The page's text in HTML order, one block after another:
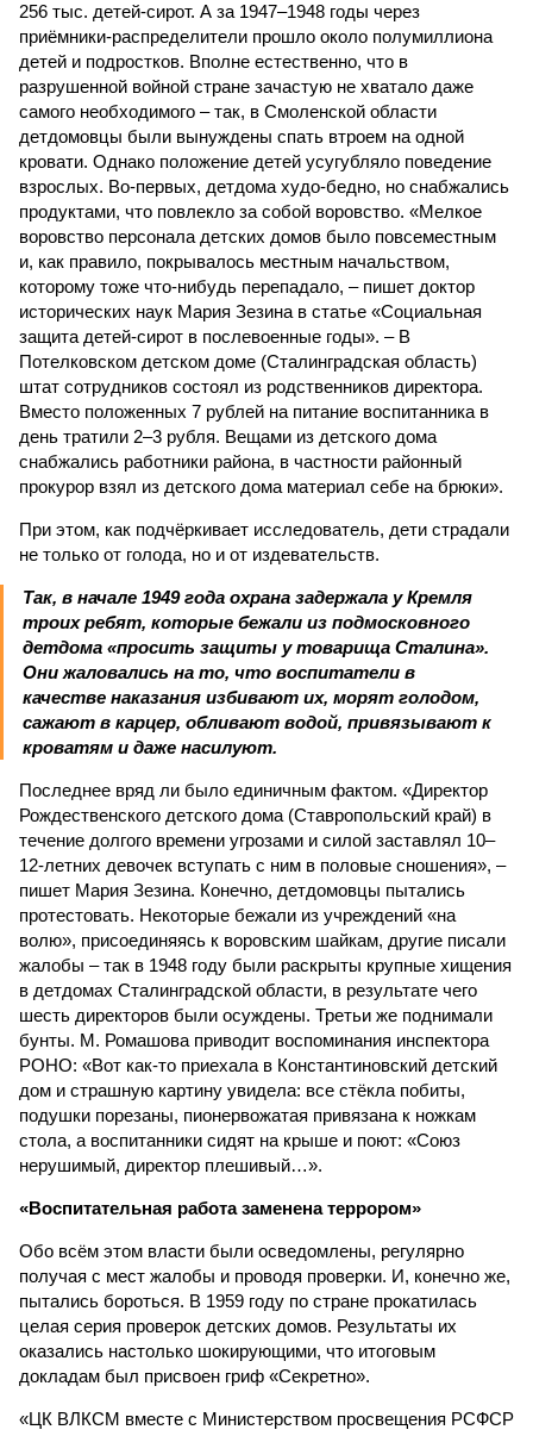
256 тыс. детей-сирот. А за 1947–1948 годы через
приёмники-распределители прошло около полумиллиона
детей и подростков. Вполне естественно, что в
разрушенной войной стране зачастую не хватало даже
самого необходимого – так, в Смоленской области
детдомовцы были вынуждены спать втроем на одной
кровати. Однако положение детей усугубляло поведение
взрослых. Во-первых, детдома худо-бедно, но снабжались
продуктами, что повлекло за собой воровство. «Мелкое
воровство персонала детских домов было повсеместным
и, как правило, покрывалось местным начальством,
которому тоже что-нибудь перепадало, – пишет доктор
исторических наук Мария Зезина в статье «Социальная
защита детей-сирот в послевоенные годы». – В
Потелковском детском доме (Сталинградская область)
штат сотрудников состоял из родственников директора.
Вместо положенных 7 рублей на питание воспитанника в
день тратили 2–3 рубля. Вещами из детского дома
снабжались работники района, в частности районный
прокурор взял из детского дома материал себе на брюки».
При этом, как подчёркивает исследователь, дети страдали
не только от голода, но и от издевательств.
Так, в начале 1949 года охрана задержала у Кремля
троих ребят, которые бежали из подмосковного
детдома «просить защиты у товарища Сталина».
Они жаловались на то, что воспитатели в
качестве наказания избивают их, морят голодом,
сажают в карцер, обливают водой, привязывают к
кроватям и даже насилуют.
Последнее вряд ли было единичным фактом. «Директор
Рождественского детского дома (Ставропольский край) в
течение долгого времени угрозами и силой заставлял 10–
12-летних девочек вступать с ним в половые сношения», –
пишет Мария Зезина. Конечно, детдомовцы пытались
протестовать. Некоторые бежали из учреждений «на
волю», присоединяясь к воровским шайкам, другие писали
жалобы – так в 1948 году были раскрыты крупные хищения
в детдомах Сталинградской области, в результате чего
шесть директоров были осуждены. Третьи же поднимали
бунты. М. Ромашова приводит воспоминания инспектора
РОНО: «Вот как-то приехала в Константиновский детский
дом и страшную картину увидела: все стёкла побиты,
подушки порезаны, пионервожатая привязана к ножкам
стола, а воспитанники сидят на крыше и поют: «Союз
нерушимый, директор плешивый…».
«Воспитательная работа заменена террором»
Обо всём этом власти были осведомлены, регулярно
получая с мест жалобы и проводя проверки. И, конечно же,
пытались бороться. В 1959 году по стране прокатилась
целая серия проверок детских домов. Результаты их
оказались настолько шокирующими, что итоговым
докладам был присвоен гриф «Секретно».
«ЦК ВЛКСМ вместе с Министерством просвещения РСФСР